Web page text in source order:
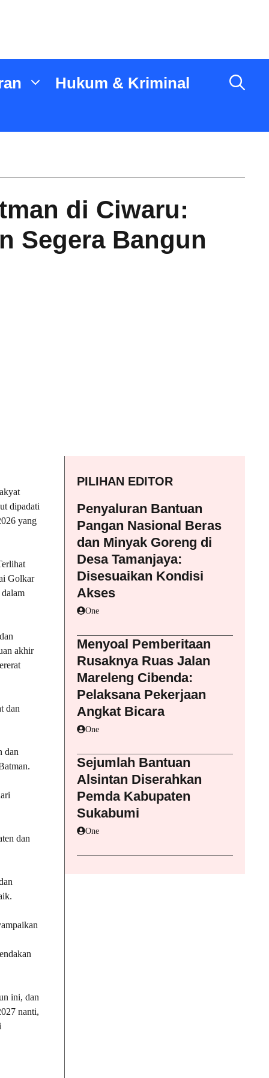
Hukum & Kriminal
di Ciwaru:
Segera Bangun
dipadati
yang
Golkar
akhir
dan
dan
dan
ini, dan
nanti,
PILIHAN EDITOR
Penyaluran Bantuan
Pangan Nasional Beras
dan Minyak Goreng di
Desa Tamanjaya:
Disesuaikan Kondisi
Akses
One
Menyoal Pemberitaan
Rusaknya Ruas Jalan
Mareleng Cibenda:
Pelaksana Pekerjaan
Angkat Bicara
One
Sejumlah Bantuan
Alsintan Diserahkan
Pemda Kabupaten
Sukabumi
One